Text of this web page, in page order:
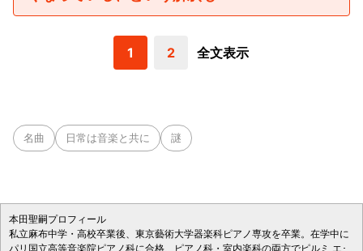
1 2 全文表示
名曲 日常は音楽と共に 謎
本田聖嗣プロフィール
私立麻布中学・高校卒業後、東京藝術大学器楽科ピアノ専攻を卒業。在学中に
パリ国立高等音楽院ピアノ科に合格、ピアノ科・室内楽科の両方でピルミ エ･